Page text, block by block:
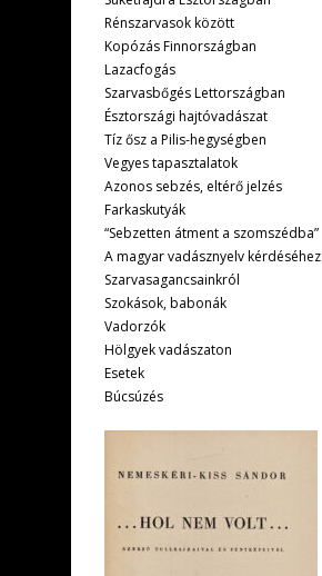
Rénszarvasok között
Kopózás Finnországban
Lazacfogás
Szarvasbőgés Lettországban
Észtországi hajtóvadászat
Tíz ősz a Pilis-hegységben
Vegyes tapasztalatok
Azonos sebzés, eltérő jelzés
Farkaskutyák
“Sebzetten átment a szomszédba”
A magyar vadásznyelv kérdéséhez
Szarvasagancsainkról
Szokások, babonák
Vadorzók
Hölgyek vadászaton
Esetek
Búcsúzés